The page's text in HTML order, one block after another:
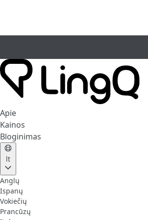
Apie
Kainos
Bloginimas
lt
Anglų
Ispanų
Vokiečių
Prancūzų